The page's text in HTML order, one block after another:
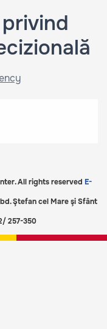
All rights reserved E-
Ştefan cel Mare şi Sfânt
257-350